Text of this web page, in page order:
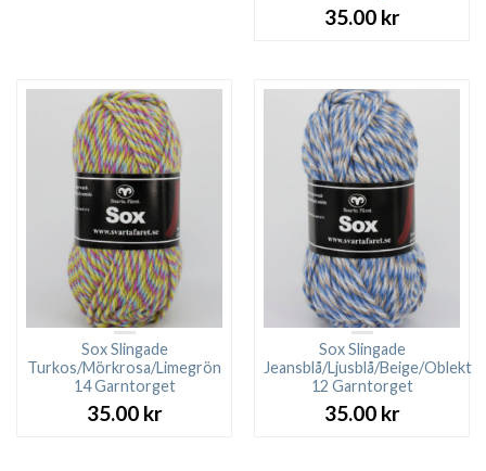
35.00 kr
Sox Slingade
Turkos/Mörkrosa/Limegrön
14 Garntorget
35.00 kr
Sox Slingade
Jeansblå/Ljusblå/Beige/Oblekt
12 Garntorget
35.00 kr